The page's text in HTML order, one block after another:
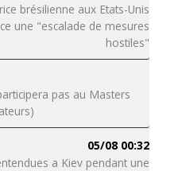
brésilienne aux Etats-Unis
une "escalade de mesures
hostiles"
pas au Masters
05/08 00:32
a Kiev pendant une